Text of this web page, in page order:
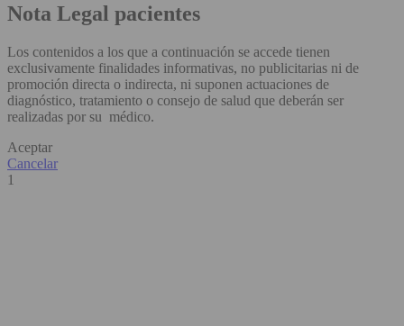
Nota Legal pacientes
Los contenidos a los que a continuación se accede tienen
exclusivamente finalidades informativas, no publicitarias ni de
promoción directa o indirecta, ni suponen actuaciones de
diagnóstico, tratamiento o consejo de salud que deberán ser
realizadas por su médico.
Aceptar
Cancelar
1